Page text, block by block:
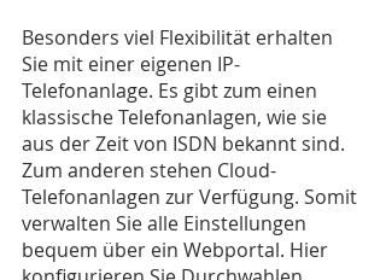
Besonders viel Flexibilität erhalten
Sie mit einer eigenen IP-
Telefonanlage. Es gibt zum einen
klassische Telefonanlagen, wie sie
aus der Zeit von ISDN bekannt sind.
Zum anderen stehen Cloud-
Telefonanlagen zur Verfügung. Somit
verwalten Sie alle Einstellungen
bequem über ein Webportal. Hier